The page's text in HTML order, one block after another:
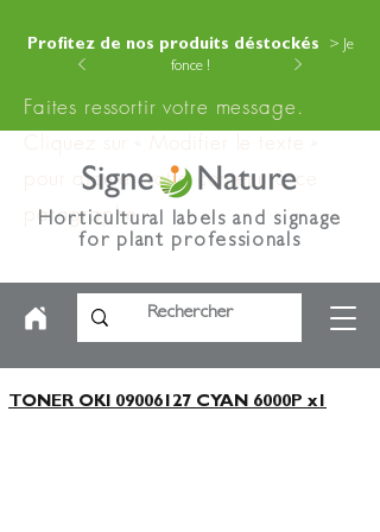
Profitez de nos produits déstockés
> Je
fonce !
Faites ressortir votre message.
Cliquez sur « Modifier le texte »
pour ajouter votre contenu à ce
paragraphe.
Horticultural labels and signage
for plant professionals
TONER OKI 09006127 CYAN 6000P x1